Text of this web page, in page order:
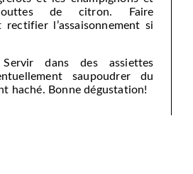
de citron. Faire
l’assaisonnement si
dans des assiettes
saupoudrer du
haché. Bonne dégustation!